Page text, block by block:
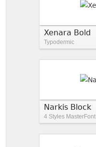
Xenara Bold
Typodermic
Narkis Block
4 Styles MasterFont